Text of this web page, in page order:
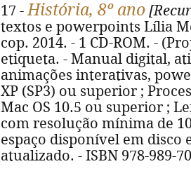
17 -História, 8º ano
textos e powerpoints Lília
cop. 2014. - 1 CD-ROM. -
etiqueta. - Manual digital,
animações interativas,
XP (SP3) ou superior ;
Mac OS 10.5 ou superior ;
com resolução mínima de
espaço disponível em disco
atualizado. - ISBN 978-989-